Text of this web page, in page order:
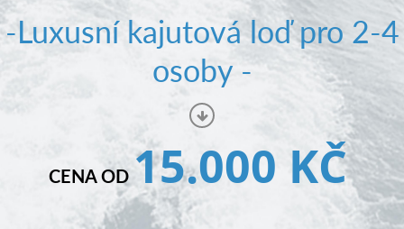
Pronájem a ceník
Plán plavby
-Luxusní kajutová loď pro 2-4
osoby -
CENA OD15.000 KČ